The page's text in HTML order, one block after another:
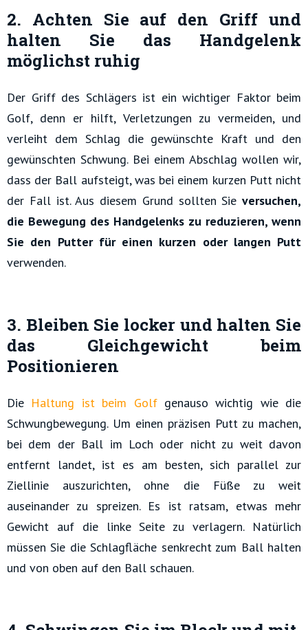
2. Achten Sie auf den Griff und
halten Sie das Handgelenk
möglichst ruhig
Der Griff des Schlägers ist ein wichtiger Faktor beim
Golf, denn er hilft, Verletzungen zu vermeiden, und
verleiht dem Schlag die gewünschte Kraft und den
gewünschten Schwung. Bei einem Abschlag wollen wir,
dass der Ball aufsteigt, was bei einem kurzen Putt nicht
der Fall ist. Aus diesem Grund sollten Sie versuchen,
die Bewegung des Handgelenks zu reduzieren, wenn
Sie den Putter für einen kurzen oder langen Putt
verwenden.
3. Bleiben Sie locker und halten Sie
das Gleichgewicht beim
Positionieren
Die Haltung ist beim Golfgenauso wichtig wie die
Schwungbewegung. Um einen präzisen Putt zu machen,
bei dem der Ball im Loch oder nicht zu weit davon
entfernt landet, ist es am besten, sich parallel zur
Ziellinie auszurichten, ohne die Füße zu weit
auseinander zu spreizen. Es ist ratsam, etwas mehr
Gewicht auf die linke Seite zu verlagern. Natürlich
müssen Sie die Schlagfläche senkrecht zum Ball halten
und von oben auf den Ball schauen.